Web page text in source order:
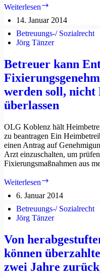
Weiterlesen
Betroffenen
vorsorglich
mit
anregung
und
verbinden
14. Januar 2014
Betreuungs-/ Sozialrecht
Jörg Tänzer
Betreuer kann
werden soll,
überlassen
OLG Koblenz hält
zu beantragen Ein
einen Antrag auf
Arzt einzuschalten, um
Fixierungsmaßnahmen aus
Weiterlesen
Entscheidung,
ob
werden
soll,
nicht
Heimbetreiber
überlassen
6. Januar 2014
Betreuungs-/ Sozialrecht
Jörg Tänzer
Von
können
zwei Jahre